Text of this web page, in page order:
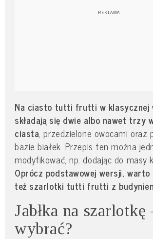
Na ciasto tutti frutti w klasycznej
składają się dwie albo nawet trzy
ciasta, przedzielone owocami oraz
bazie białek. Przepis ten można
modyfikować, np. dodając do masy
Oprócz podstawowej wersji, warto
też szarlotki tutti frutti z
Jabłka na
wybrać?